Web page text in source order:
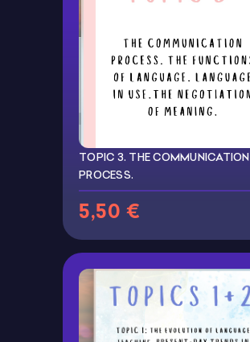
TOPIC 3. THE COMMUNICATION
PROCESS.
5,50 €